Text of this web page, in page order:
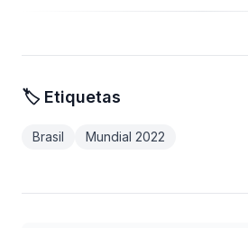
🏷️ Etiquetas
Brasil Mundial 2022